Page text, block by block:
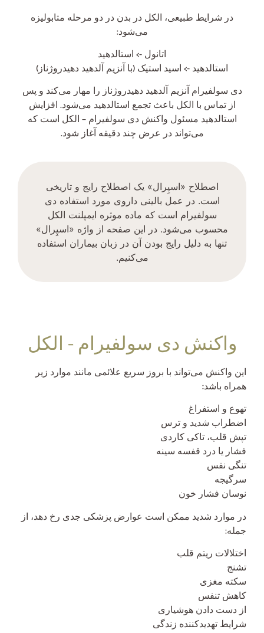
در شرایط طبیعی، الکل در بدن در دو مرحله متابولیزه
می‌شود:
اتانول -> استالدهید
استالدهید -> اسید استیک (با آنزیم آلدهید دهیدروژناز)
دی سولفیرام آنزیم آلدهید دهیدروژناز را مهار می‌کند و پس
از تماس با الکل باعث تجمع استالدهید می‌شود. افزایش
استالدهید مسئول واکنش دی سولفیرام – الکل است که
می‌تواند در عرض چند دقیقه آغاز شود.
اصطلاح «اسپِرال» یک اصطلاح رایج و تاریخی
است. در عمل بالینی داروی مورد استفاده دی
سولفیرام است که ماده موثره ایمپلنت الکل
محسوب می‌شود. در این صفحه از واژه «اسپِرال»
تنها به دلیل رایج بودن آن در زبان بیماران استفاده
می‌کنیم.
واکنش دی سولفیرام - الکل
این واکنش می‌تواند با بروز سریع علائمی مانند موارد زیر
همراه باشد:
تهوع و استفراغ
اضطراب شدید و ترس
تپش قلب، تاکی کاردی
فشار یا درد قفسه سینه
تنگی نفس
سرگیجه
نوسان فشار خون
در موارد شدید ممکن است عوارض پزشکی جدی رخ دهد، از
جمله:
اختلالات ریتم قلب
تشنج
سکته مغزی
کاهش تنفس
از دست دادن هوشیاری
شرایط تهدیدکننده زندگی